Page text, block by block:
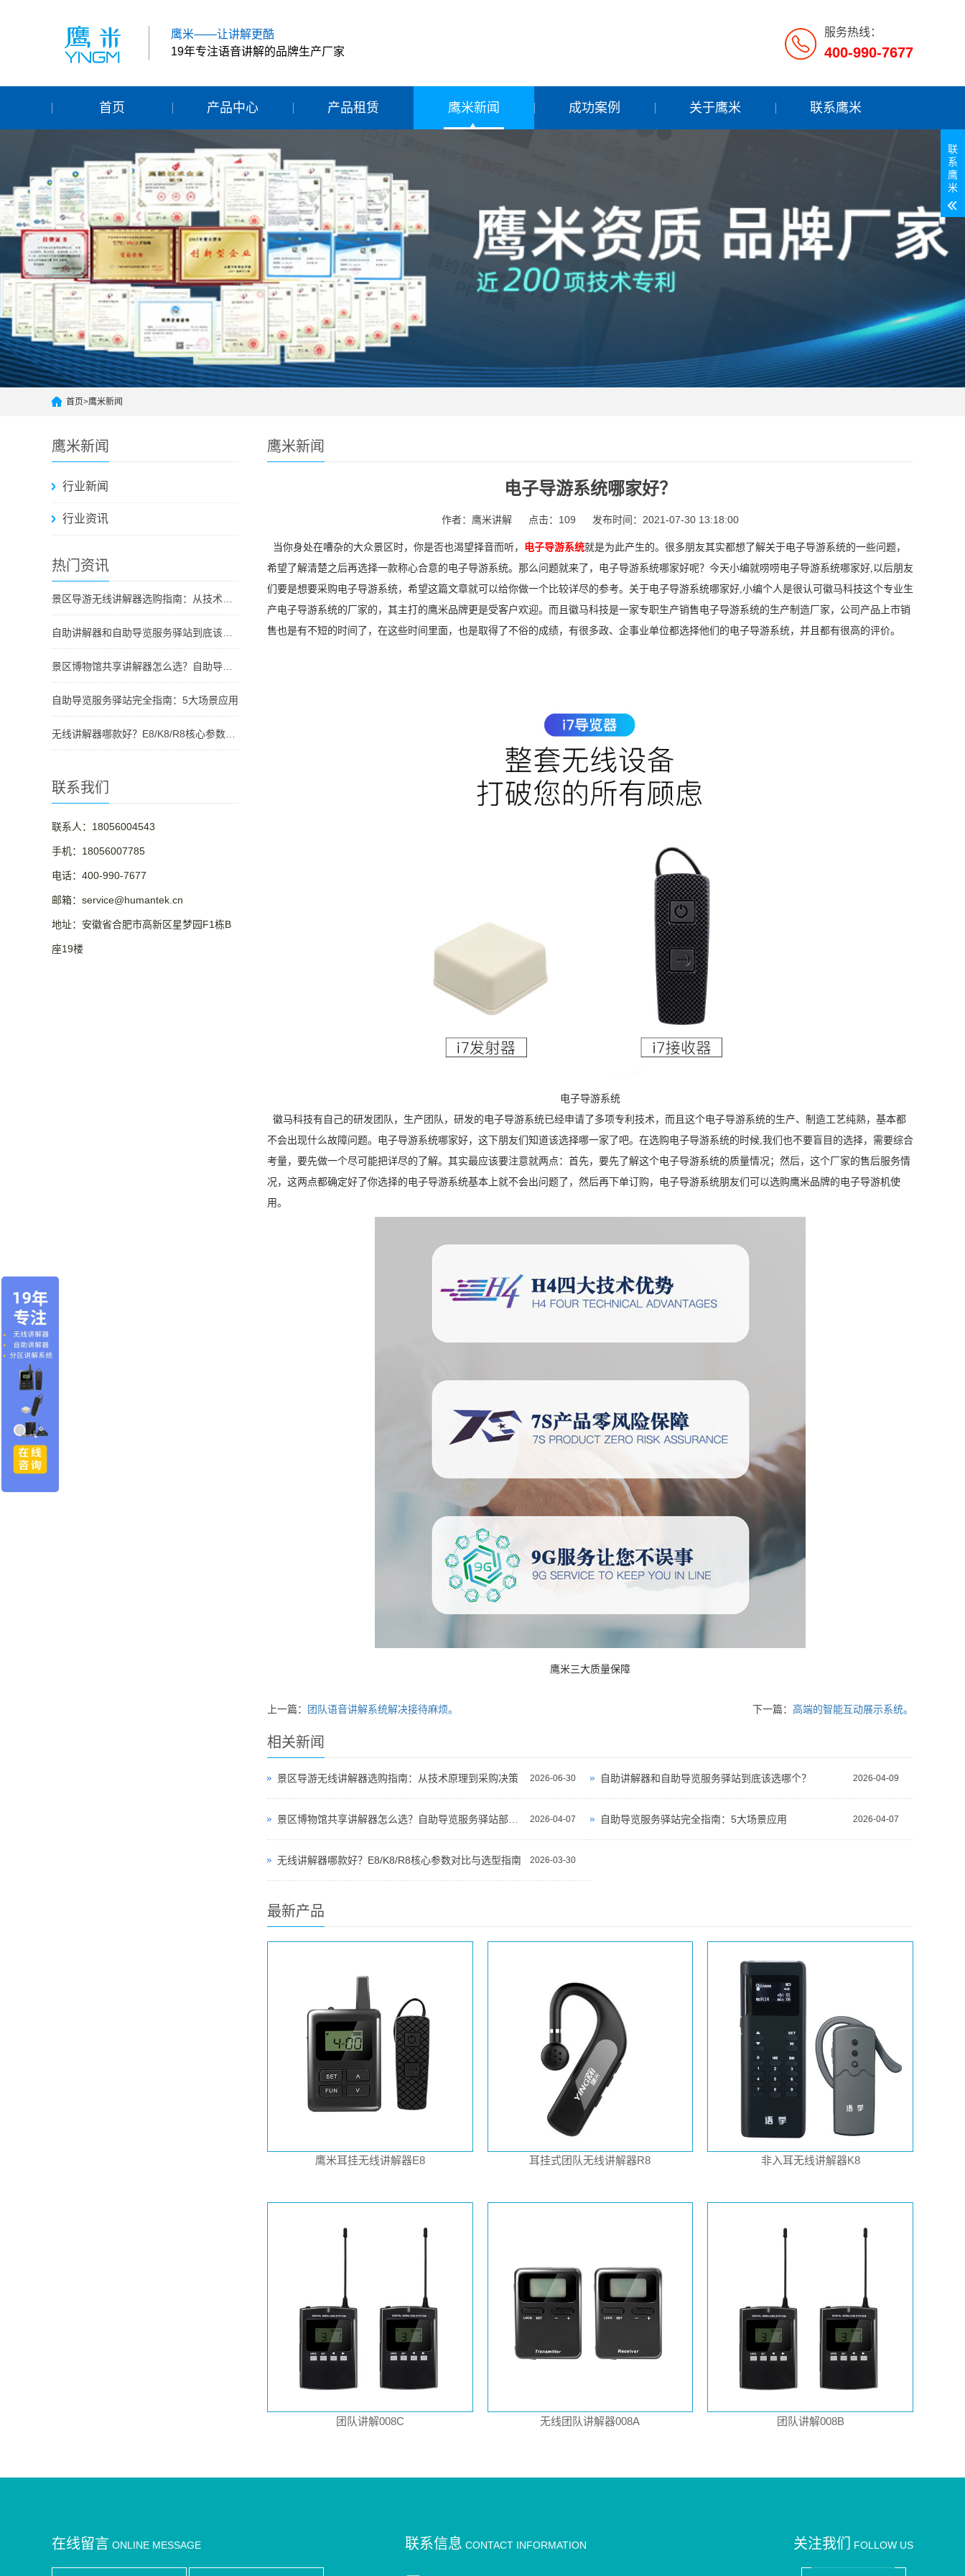
服务热线：
400-990-7677
鹰米——让讲解更酷
19年专注语音讲解的品牌生产厂家
首页 产品中心 产品租赁 鹰米新闻 成功案例 关于鹰米 联系鹰米
首页>鹰米新闻
鹰米新闻
行业新闻
行业资讯
热门资讯
自助导览服务驿站完全指南：5大场景应用
联系我们
联系人：18056004543
手机：18056007785
电话：400-990-7677
邮箱：service@humantek.cn
地址：安徽省合肥市高新区星梦园F1栋B
座19楼
鹰米新闻
电子导游系统哪家好？
作者：鹰米讲解 点击：109 发布时间：2021-07-30 13:18:00
当你身处在嘈杂的大众景区时，你是否也渴望择音而听， 电子导游系统就是为此产生的。很多朋友其实都想了解关于电子导游系统的一些问题，
希望了解清楚之后再选择一款称心合意的电子导游系统。那么问题就来了，电子导游系统哪家好呢？今天小编就唠唠电子导游系统哪家好,以后朋友
们要是想要采购电子导游系统，希望这篇文章就可以给你做一个比较详尽的参考。关于电子导游系统哪家好,小编个人是很认可徽马科技这个专业生
产电子导游系统的厂家的，其主打的鹰米品牌更是受客户欢迎。而且徽马科技是一家专职生产销售电子导游系统的生产制造厂家，公司产品上市销
售也是有不短的时间了，在这些时间里面，也是取得了不俗的成绩，有很多政、企事业单位都选择他们的电子导游系统，并且都有很高的评价。
电子导游系统
徽马科技有自己的研发团队，生产团队，研发的电子导游系统已经申请了多项专利技术，而且这个电子导游系统的生产、制造工艺纯熟，基本都
不会出现什么故障问题。电子导游系统哪家好，这下朋友们知道该选择哪一家了吧。在选购电子导游系统的时候,我们也不要盲目的选择，需要综合
考量，要先做一个尽可能把详尽的了解。其实最应该要注意就两点：首先，要先了解这个电子导游系统的质量情况；然后，这个厂家的售后服务情
况，这两点都确定好了你选择的电子导游系统基本上就不会出问题了，然后再下单订购，电子导游系统朋友们可以选购鹰米品牌的电子导游机使
用。
鹰米三大质量保障
上一篇： 团队语音讲解系统解决接待麻烦。 下一篇： 高端的智能互动展示系统。
相关新闻
2026-06-30
景区导游无线讲解器选购指南：从技术原理到采购决策 2026-04-09
自助讲解器和自助导览服务驿站到底该选哪个？
2026-04-07
景区博物馆共享讲解器怎么选？自助导览服务驿站部署全攻略（2026版） 2026-04-07
自助导览服务驿站完全指南：5大场景应用
2026-03-30
无线讲解器哪款好？E8/K8/R8核心参数对比与选型指南
最新产品
鹰米耳挂无线讲解器E8 耳挂式团队无线讲解器R8 非入耳无线讲解器K8
团队讲解008C 无线团队讲解器008A 团队讲解008B
关注我们 FOLLOW US
在线留言 ONLINE MESSAGE 联系信息 CONTACT INFORMATION
联
系
鹰
米